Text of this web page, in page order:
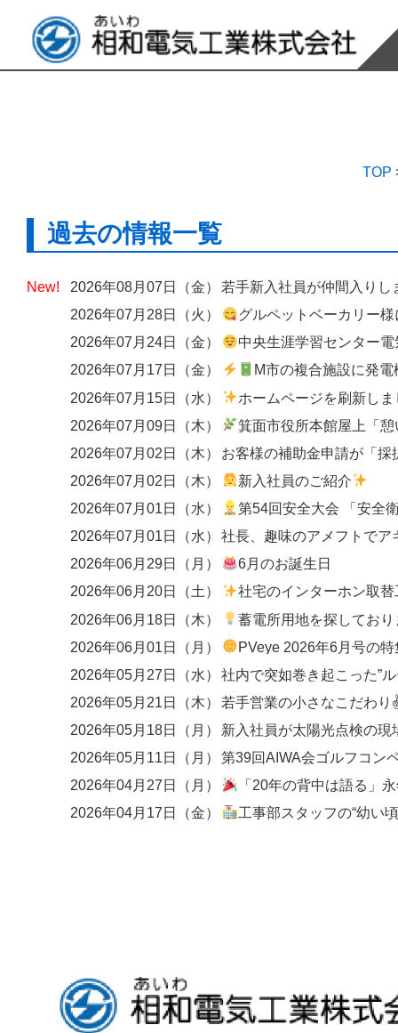
TOP
過去の情報一覧
2026年08月07日（金）
若手新入社員が仲間入りし
2026年07月28日（火）
グルペットベーカリー様にて、出入口へのエアーカーテン
2026年07月24日（金）
中央生涯学習センター電気設備改修
2026年07月17日（金）
M市の複合施設に発電機
2026年07月15日（水）
ホームページを刷新しました ― 歴史と技
2026年07月09日（木）
箕面市役所本館屋上「憩いの広
2026年07月02日（木）
2026年07月02日（木）
新入社員のご紹介
2026年07月01日（水）
第54回安全大会 「安全衛生優良事業場」
2026年07月01日（水）
社長、趣味のアメフトでア
2026年06月29日（月）
6月のお誕生日
2026年06月20日（土）
社宅のインターホン取替工事
2026年06月18日（木）
蓄電所用地を探しており
2026年06月01日（月）
PVeye 2026年6月号の特集にて、関西エリアの
2026年05月27日（水）
2026年05月21日（木）
若手営業の小さなこだわ
2026年05月18日（月）
新入社員が太陽光点検の現
2026年05月11日（月）
第39回AIWA会ゴルフコン
2026年04月27日（月）
「20年の背中は語る」永
2026年04月17日（金）
工事部スタッフの“幼い頃の夢”